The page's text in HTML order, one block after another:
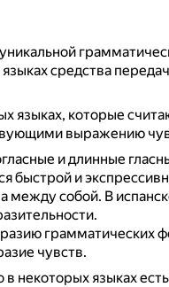
средства
языках, которые
выражению
и длинные
быстрой и
между собой. В
грамматических
чувств.
некоторых языках